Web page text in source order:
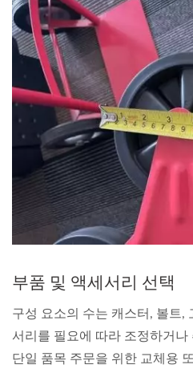
부품 및 액세서리 선택
구성 요소의 수는 캐스터, 볼트,
서리를 필요에 따라 조정하거
단일 품목 주문을 위한 교체용